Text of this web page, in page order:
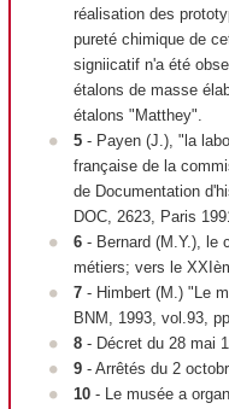
réalisation des
pureté chimique de
signiicatif n'a été
étalons de masse
étalons "Matthey".
5- Payen (J.), "la
française de la
de Documentation
DOC, 2623, Paris
6- Bernard (M.Y.), le
métiers; vers le XXI
7- Himbert (M.) "Le
BNM, 1993, vol.93,
8- Décret du 28 mai
9- Arrêtés du 2
10- Le musée a